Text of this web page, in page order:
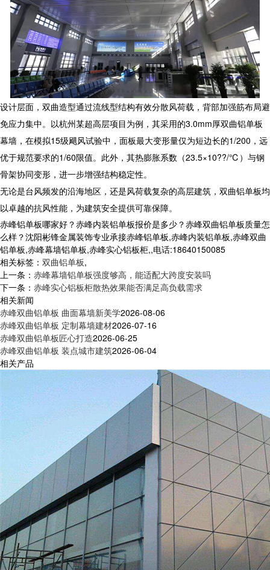
设计层面，双曲造型通过流线型结构有效分散风荷载，背部加强筋布局避
免应力集中。以杭州某超高层项目为例，其采用的3.0mm厚双曲铝单板
幕墙，在模拟15级飓风试验中，面板最大变形量仅为短边长的1/200，远
优于规范要求的1/60限值。此外，其热膨胀系数（23.5×10??/℃）与钢
骨架协同变形，进一步增强结构稳定性。
无论是台风频发的沿海地区，还是风荷载复杂的高层建筑， 双曲铝单板均
以卓越的抗风性能，为建筑安全提供可靠保障。
赤峰铝单板哪家好？赤峰内装铝单板报价是多少？赤峰双曲铝单板质量怎
么样？沈阳彬锋金属装饰专业承接赤峰铝单板,赤峰内装铝单板,赤峰双曲
铝单板,赤峰幕墙铝单板,赤峰实心铝板柜,,电话:18640150085
相关标签： 双曲铝单板,
上一条： 赤峰幕墙铝单板强度够高，能适配大跨度安装吗
下一条： 赤峰实心铝板柜散热效果能否满足高负载需求
相关新闻
赤峰双曲铝单板 曲面幕墙新美学2026-08-06
赤峰双曲铝单板 定制幕墙建材2026-07-16
赤峰双曲铝单板匠心打造2026-06-25
赤峰双曲铝单板 装点城市建筑2026-06-04
相关产品